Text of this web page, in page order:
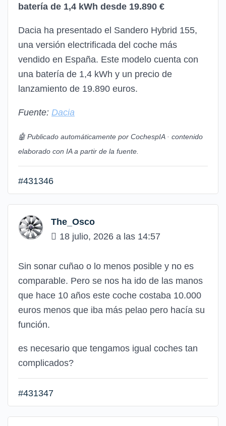
batería de 1,4 kWh desde 19.890 €
Dacia ha presentado el Sandero Hybrid 155,
una versión electrificada del coche más
vendido en España. Este modelo cuenta con
una batería de 1,4 kWh y un precio de
lanzamiento de 19.890 euros.
Fuente: Dacia
🤖 Publicado automáticamente por CochespIA · contenido
elaborado con IA a partir de la fuente.
#431346
The_Osco
18 julio, 2026 a las 14:57
Sin sonar cuñao o lo menos posible y no es
comparable. Pero se nos ha ido de las manos
que hace 10 años este coche costaba 10.000
euros menos que iba más pelao pero hacía su
función.
es necesario que tengamos igual coches tan
complicados?
#431347